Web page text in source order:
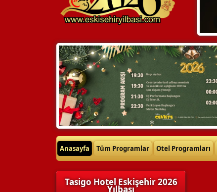
Anasayfa Tüm Programlar Otel Programları
Tasigo Hotel Eskişehir 2026
Yılbaşı